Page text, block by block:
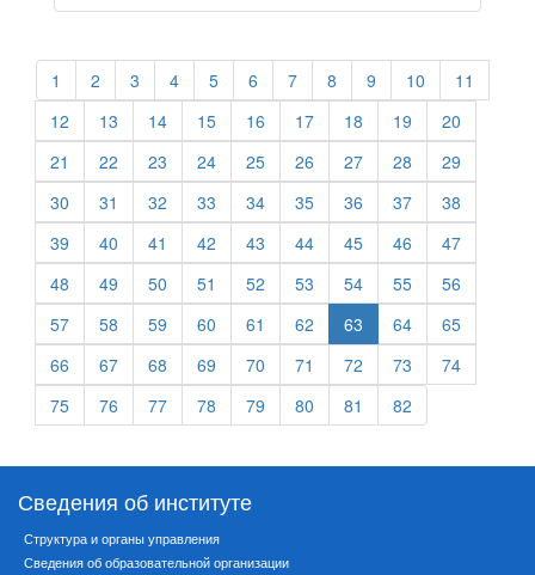
1 2 3 4 5 6 7 8 9 10
11
12
13 14 15 16 17 18 19
20
21
22 23 24 25 26 27 28
29
30
31 32 33 34 35 36 37
38
39
40 41 42 43 44 45 46
47
48
49 50 51 52 53 54 55
56
57
58 59 60 61 62 63 64
65
66
67 68 69 70 71 72 73
74
75
76 77 78 79 80 81 82
Сведения об институте
Структура и органы управления
Сведения об образовательной организации